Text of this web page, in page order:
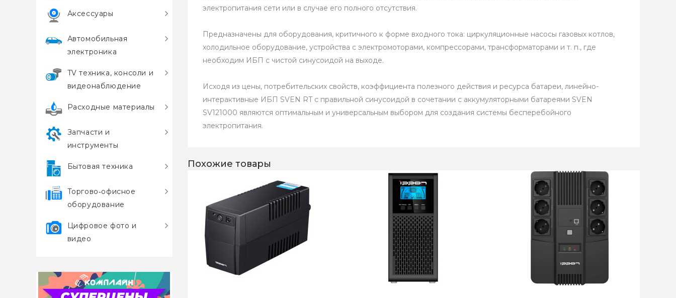
Аксессуары
Автомобильная
электроника
TV техника, консоли и
видеонаблюдение
Расходные материалы
Запчасти и
инструменты
Бытовая техника
Торгово‑офисное
оборудование
Цифровое фото и
видео
электропитания сети или в случае его полного отсутствия.
Предназначены для оборудования, критичного к форме входного тока: циркуляционные насосы газовых котлов,
холодильное оборудование, устройства с электромоторами, компрессорами, трансформаторами и т. п., где
необходим ИБП с чистой синусоидой на выходе.
Исходя из цены, потребительских свойств, коэффициента полезного действия и ресурса батареи, линейно-
интерактивные ИБП SVEN RT с правильной синусоидой в сочетании с аккумуляторными батареями SVEN
SV121000 являются оптимальным и универсальным выбором для создания системы бесперебойного
электропитания.
Похожие товары